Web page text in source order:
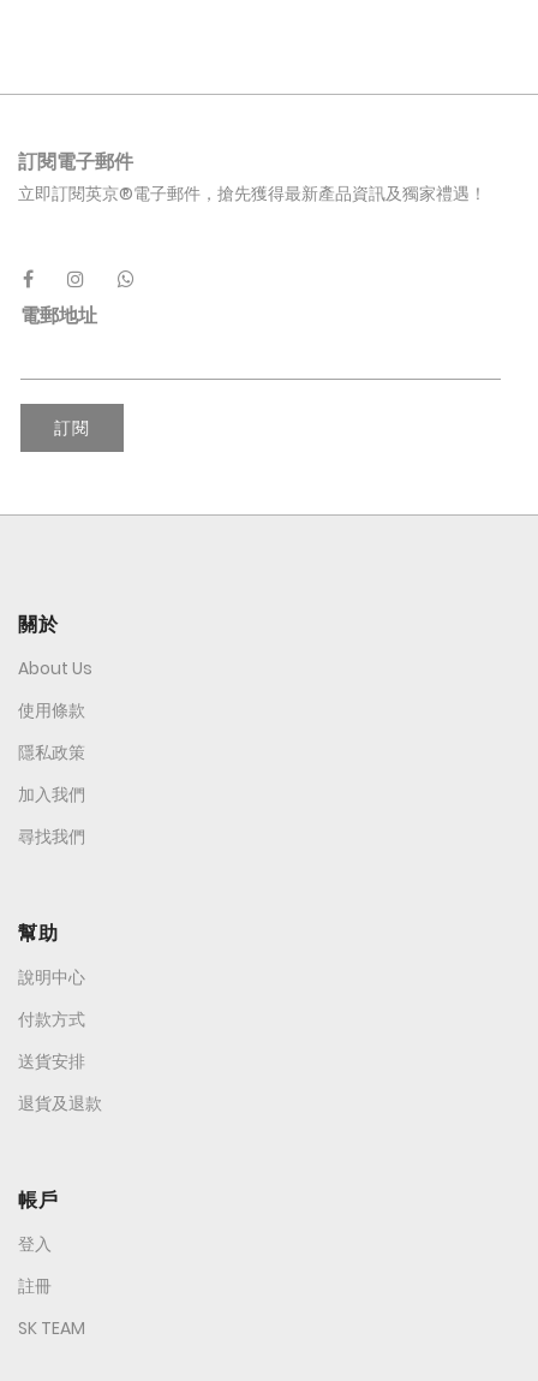
訂閱電子郵件
立即訂閱英京®電子郵件，搶先獲得最新產品資訊及獨家禮遇！
電郵地址
訂閱
關於
About Us
使用條款
隱私政策
加入我們
尋找我們
幫助
說明中心
付款方式
送貨安排
退貨及退款
帳戶
登入
註冊
SK TEAM